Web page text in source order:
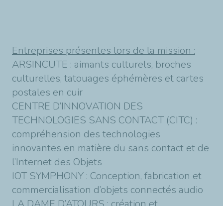
Entreprises présentes lors de la mission :
ARSINCUTE : aimants culturels, broches
culturelles, tatouages éphémères et cartes
postales en cuir
CENTRE D’INNOVATION DES
TECHNOLOGIES SANS CONTACT (CITC) :
compréhension des technologies
innovantes en matière du sans contact et de
l’Internet des Objets
IOT SYMPHONY : Conception, fabrication et
commercialisation d’objets connectés audio